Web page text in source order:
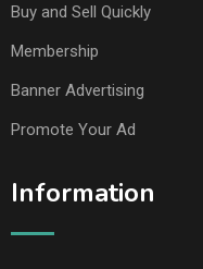
Buy and Sell Quickly
Membership
Banner Advertising
Promote Your Ad
Information